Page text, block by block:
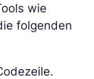
wie
folgenden